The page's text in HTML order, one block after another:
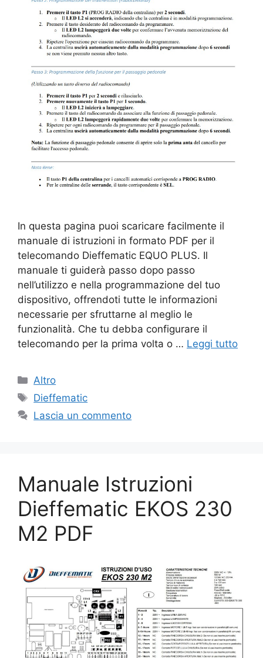
In questa pagina puoi scaricare facilmente il
manuale di istruzioni in formato PDF per il
telecomando Dieffematic EQUO PLUS. Il
manuale ti guiderà passo dopo passo
nell’utilizzo e nella programmazione del tuo
dispositivo, offrendoti tutte le informazioni
necessarie per sfruttarne al meglio le
funzionalità. Che tu debba configurare il
telecomando per la prima volta o … Leggi tutto
Categorie
Altro
Tag
Dieffematic
Lascia un commento
Manuale Istruzioni
Dieffematic EKOS 230
M2 PDF